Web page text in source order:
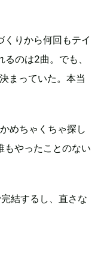
くりから何回もテイ
のは2曲。でも、
まっていた。本当
めちゃくちゃ探し
もやったことのない
結するし、直さな